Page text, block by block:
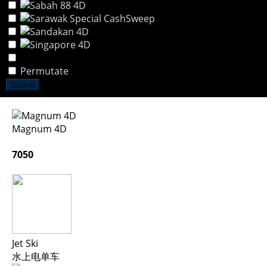
Permutate
Submit
Magnum 4D
7050
Jet Ski
水上电单车